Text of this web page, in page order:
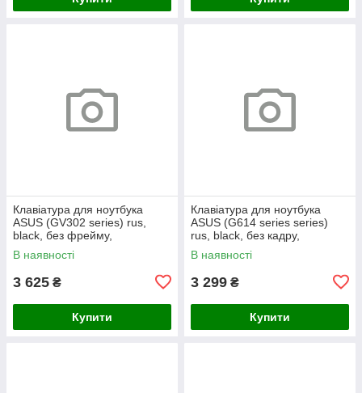
Клавіатура для ноутбука
ASUS (GV302 series) rus,
black, без фрейму,
підсвічування клавіш
В наявності
3 625 ₴
Купити
Клавіатура для ноутбука
ASUS (G614 series series)
rus, black, без кадру,
підсвічування клавіш (RGB 4)
В наявності
3 299 ₴
Купити